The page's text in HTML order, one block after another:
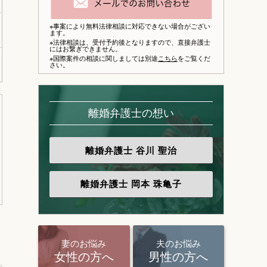
※事案により無料法律相談に対応できない場合がござい
ます。
※法律相談は、 受付予約後となりますので、 直接弁護士
にはお繋ぎできません。
※国際案件の相談に関しましては別途こちらをご覧くだ
さい。
離婚弁護士の想い
離婚弁護士 谷川 聖治
離婚弁護士 岡本 珠亀子
妻のお悩み
女性の方へ
夫のお悩み
男性の方へ